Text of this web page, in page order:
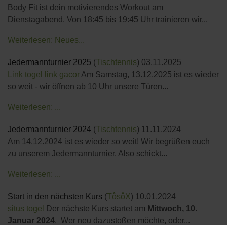
Body Fit ist dein motivierendes Workout am
Dienstagabend. Von 18:45 bis 19:45 Uhr trainieren wir...
Weiterlesen: Neues...
Jedermannturnier 2025 (Tischtennis) 03.11.2025
Link togel
link gacor Am Samstag, 13.12.2025 ist es wieder
so weit - wir öffnen ab 10 Uhr unsere Türen...
Weiterlesen: ...
Jedermannturnier 2024 (Tischtennis) 11.11.2024
Am 14.12.2024 ist es wieder so weit! Wir begrüßen euch
zu unserem Jedermannturnier. Also schickt...
Weiterlesen: ...
Start in den nächsten Kurs (TôsôX) 10.01.2024
situs togel
Der nächste Kurs startet am Mittwoch, 10.
Januar 2024. Wer neu dazustoßen möchte, oder...